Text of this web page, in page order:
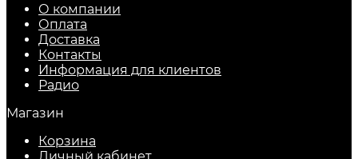
О компании
Оплата
Доставка
Контакты
Информация для клиентов
Радио
Магазин
Корзина